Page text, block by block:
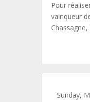
Pour
vainqueur
Sunday,